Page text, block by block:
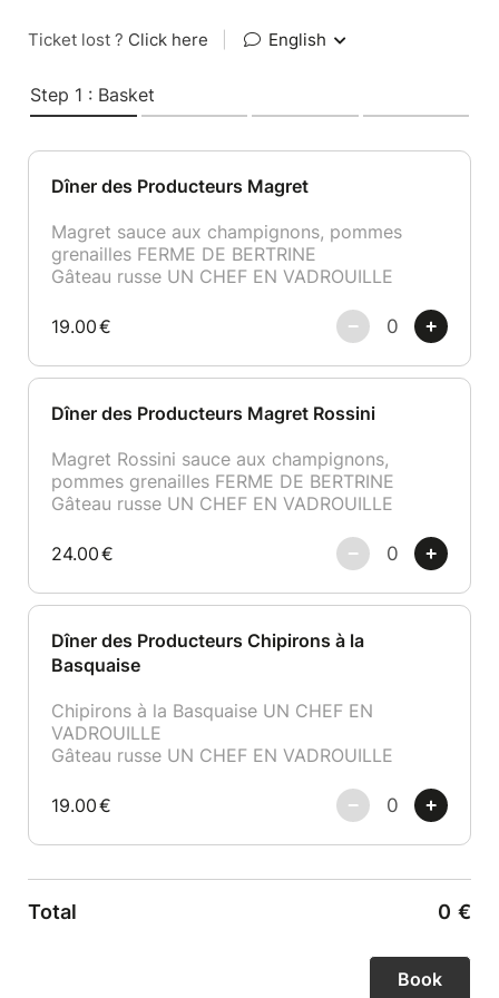
Ticket lost ? Click here English
Step 1 : Basket
Dîner des Producteurs Magret
Magret sauce aux champignons, pommes
grenailles FERME DE BERTRINE
Gâteau russe UN CHEF EN VADROUILLE
19.00€
Dîner des Producteurs Magret Rossini
Magret Rossini sauce aux champignons,
pommes grenailles FERME DE BERTRINE
Gâteau russe UN CHEF EN VADROUILLE
24.00€
Dîner des Producteurs Chipirons à la
Basquaise
Chipirons à la Basquaise UN CHEF EN
VADROUILLE
Gâteau russe UN CHEF EN VADROUILLE
19.00€
Total 0 €